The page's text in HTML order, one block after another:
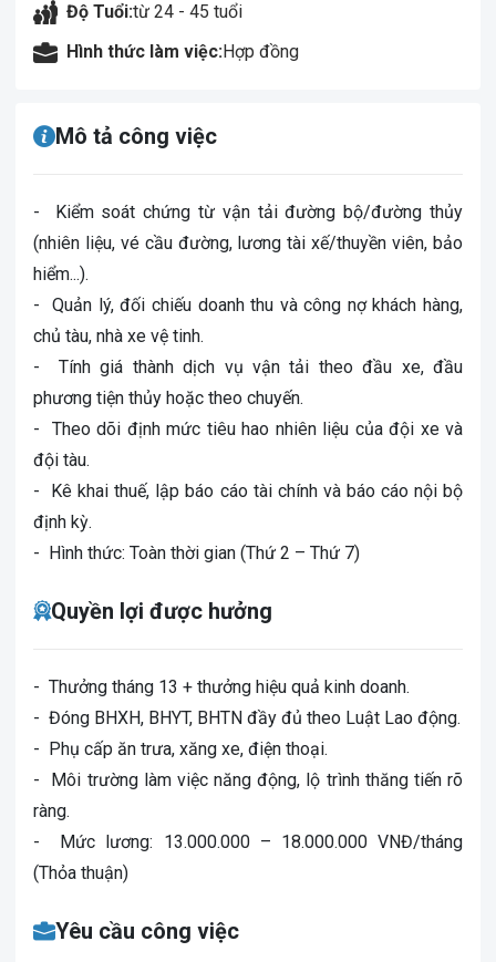
Độ Tuổi:từ 24 - 45 tuổi
Hình thức làm việc:Hợp đồng
Mô tả công việc
- Kiểm soát chứng từ vận tải đường bộ/đường thủy
(nhiên liệu, vé cầu đường, lương tài xế/thuyền viên, bảo
hiểm...).
- Quản lý, đối chiếu doanh thu và công nợ khách hàng,
chủ tàu, nhà xe vệ tinh.
- Tính giá thành dịch vụ vận tải theo đầu xe, đầu
phương tiện thủy hoặc theo chuyến.
- Theo dõi định mức tiêu hao nhiên liệu của đội xe và
đội tàu.
- Kê khai thuế, lập báo cáo tài chính và báo cáo nội bộ
định kỳ.
- Hình thức: Toàn thời gian (Thứ 2 – Thứ 7)
Quyền lợi được hưởng
- Thưởng tháng 13 + thưởng hiệu quả kinh doanh.
- Đóng BHXH, BHYT, BHTN đầy đủ theo Luật Lao động.
- Phụ cấp ăn trưa, xăng xe, điện thoại.
- Môi trường làm việc năng động, lộ trình thăng tiến rõ
ràng.
- Mức lương: 13.000.000 – 18.000.000 VNĐ/tháng
(Thỏa thuận)
Yêu cầu công việc